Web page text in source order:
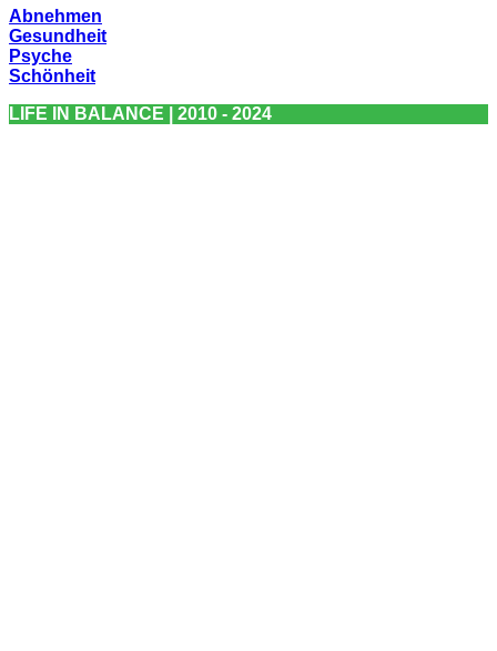
Abnehmen
Gesundheit
Psyche
Schönheit
LIFE IN BALANCE | 2010 - 2024